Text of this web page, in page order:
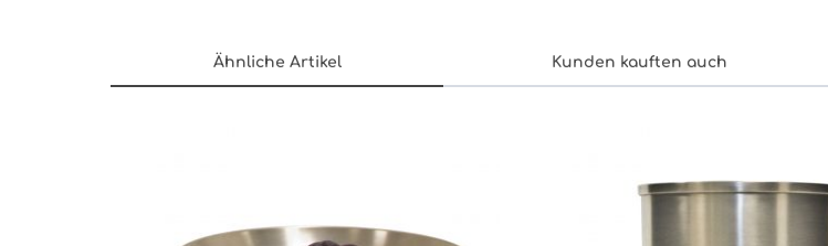
Ähnliche Artikel Kunden kauften auch